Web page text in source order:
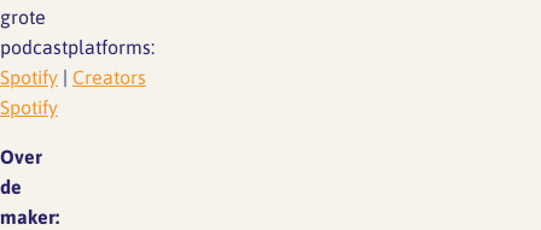
grote
podcastplatforms:
Spotify | Creators
Spotify
Over
de
maker: